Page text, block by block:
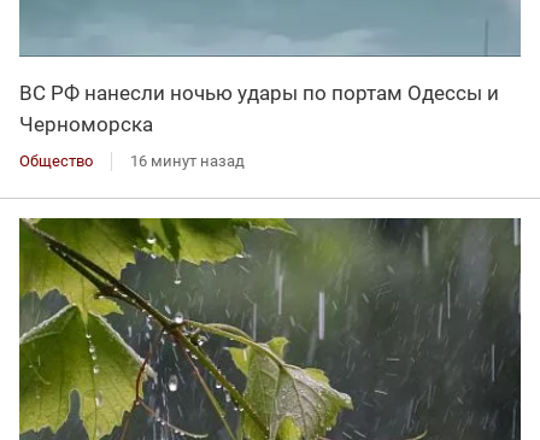
ВС РФ нанесли ночью удары по портам Одессы и
Черноморска
Общество 16 минут назад